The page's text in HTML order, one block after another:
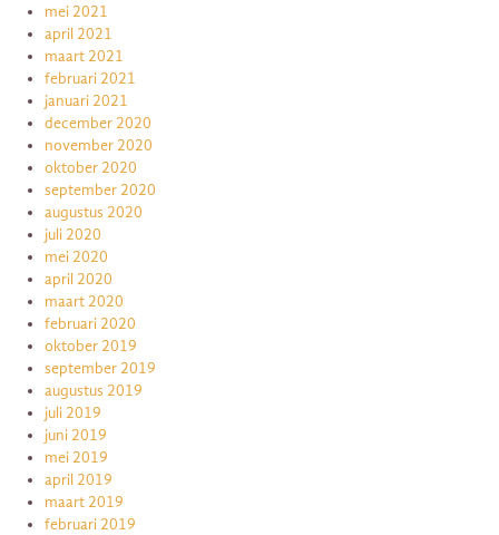
mei 2021
april 2021
maart 2021
februari 2021
januari 2021
december 2020
november 2020
oktober 2020
september 2020
augustus 2020
juli 2020
mei 2020
april 2020
maart 2020
februari 2020
oktober 2019
september 2019
augustus 2019
juli 2019
juni 2019
mei 2019
april 2019
maart 2019
februari 2019